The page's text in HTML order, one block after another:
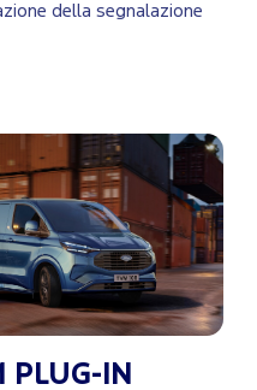
della segnalazione
PLUG-IN